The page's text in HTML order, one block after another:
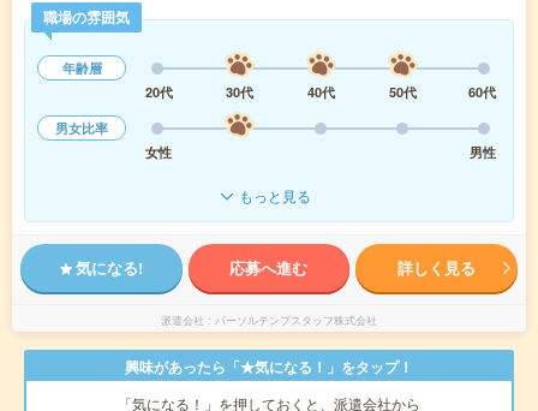
職場の雰囲気
年齢層
20代
30代 40代 50代
60代
男女比率
女性
男性
もっと見る
気になる! 応募へ進む 詳しく見る
派遣会社 パーソルテンプスタッフ株式会社
興味があったら「★気になる！」をタップ！
「気になる！」を押しておくと、派遣会社から